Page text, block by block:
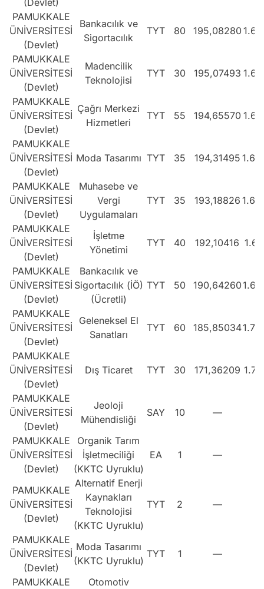
PAMUKKALE
ÜNİVERSİTESİ
(Devlet)
Bankacılık ve
Sigortacılık
TYT 80 195,08280
PAMUKKALE
ÜNİVERSİTESİ
(Devlet)
Madencilik
Teknolojisi
TYT 30 195,07493
PAMUKKALE
ÜNİVERSİTESİ
(Devlet)
Çağrı Merkezi
Hizmetleri
TYT 55 194,65570
PAMUKKALE
ÜNİVERSİTESİ
(Devlet)
Moda Tasarımı TYT 35 194,31495
PAMUKKALE
ÜNİVERSİTESİ
(Devlet)
Muhasebe ve
Vergi
Uygulamaları
TYT 35 193,18826
PAMUKKALE
ÜNİVERSİTESİ
(Devlet)
İşletme
Yönetimi
TYT 40 192,10416
PAMUKKALE
ÜNİVERSİTESİ
(Devlet)
Bankacılık ve
Sigortacılık (İÖ)
(Ücretli)
TYT 50 190,64260
PAMUKKALE
ÜNİVERSİTESİ
(Devlet)
Geleneksel El
Sanatları
TYT 60 185,85034
PAMUKKALE
ÜNİVERSİTESİ
(Devlet)
Dış Ticaret TYT 30 171,36209
PAMUKKALE
ÜNİVERSİTESİ
(Devlet)
Jeoloji
Mühendisliği
SAY 10 —
PAMUKKALE
ÜNİVERSİTESİ
(Devlet)
Organik Tarım
İşletmeciliği
(KKTC Uyruklu)
EA 1 —
PAMUKKALE
ÜNİVERSİTESİ
(Devlet)
Alternatif Enerji
Kaynakları
Teknolojisi
(KKTC Uyruklu)
TYT 2 —
PAMUKKALE
ÜNİVERSİTESİ
(Devlet)
Moda Tasarımı
(KKTC Uyruklu)
TYT 1 —
PAMUKKALE
Otomotiv